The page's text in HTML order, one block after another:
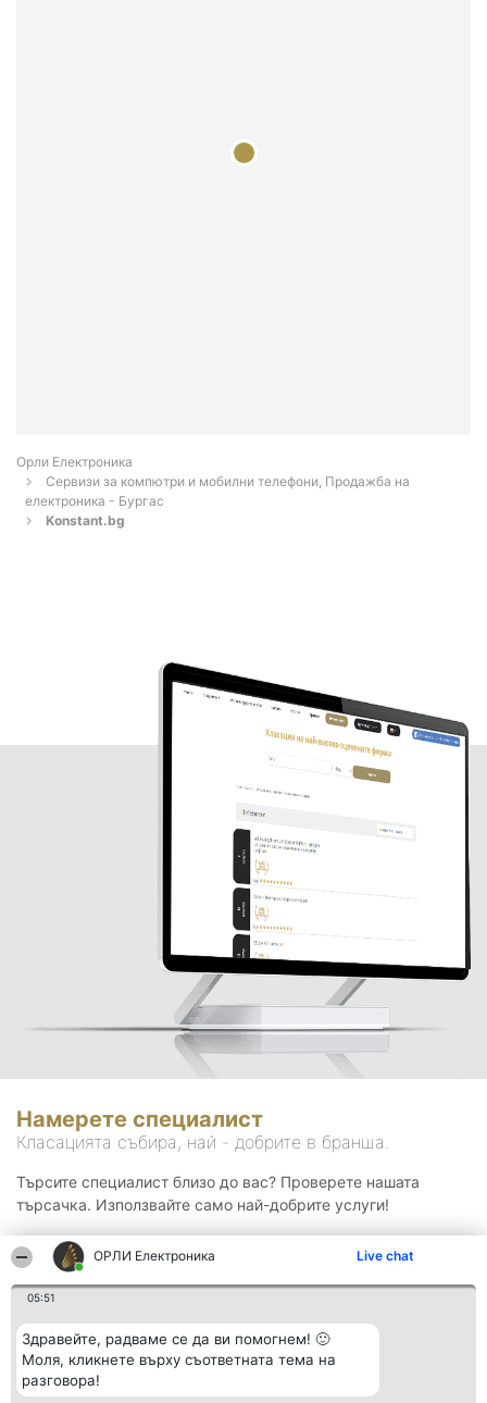
ОРЛИ Електроника Live chat
05:51
Здравейте, радваме се да ви помогнем! 🙂
Моля, кликнете върху съответната тема на
разговора!
Орли Електроника
Сервизи за компютри и мобилни телефони, Продажба на
електроника - Бургас
Konstant.bg
Намерете специалист
Класацията събира, най - добрите в бранша.
Търсите специалист близо до вас? Проверете нашата
търсачка. Използвайте само най-добрите услуги!